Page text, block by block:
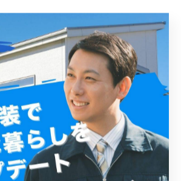
宅を長持ちさせる外壁塗装の一連の
ス
における外壁塗装のメンテナンス
せるために欠かせない工程です。ま
は紫外線や風雨、冬季の寒暖差など
が影響します。そのため、5～10年を
討することが望ましいです。劣化の